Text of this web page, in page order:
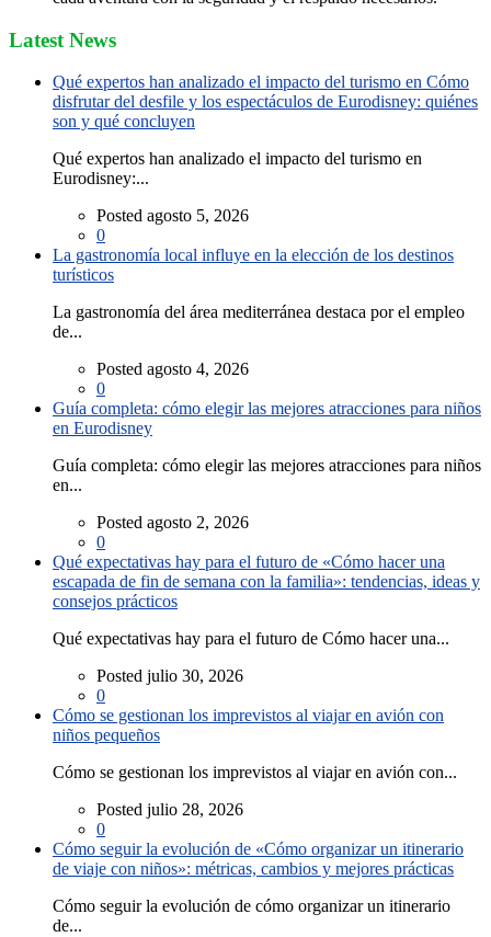
Latest News
Qué expertos han analizado el impacto del turismo en Cómo
disfrutar del desfile y los espectáculos de Eurodisney: quiénes
son y qué concluyen
Qué expertos han analizado el impacto del turismo en
Eurodisney:...
Posted agosto 5, 2026
0
La gastronomía local influye en la elección de los destinos
turísticos
La gastronomía del área mediterránea destaca por el empleo
de...
Posted agosto 4, 2026
0
Guía completa: cómo elegir las mejores atracciones para niños
en Eurodisney
Guía completa: cómo elegir las mejores atracciones para niños
en...
Posted agosto 2, 2026
0
Qué expectativas hay para el futuro de «Cómo hacer una
escapada de fin de semana con la familia»: tendencias, ideas y
consejos prácticos
Qué expectativas hay para el futuro de Cómo hacer una...
Posted julio 30, 2026
0
Cómo se gestionan los imprevistos al viajar en avión con
niños pequeños
Cómo se gestionan los imprevistos al viajar en avión con...
Posted julio 28, 2026
0
Cómo seguir la evolución de «Cómo organizar un itinerario
de viaje con niños»: métricas, cambios y mejores prácticas
Cómo seguir la evolución de cómo organizar un itinerario
de...